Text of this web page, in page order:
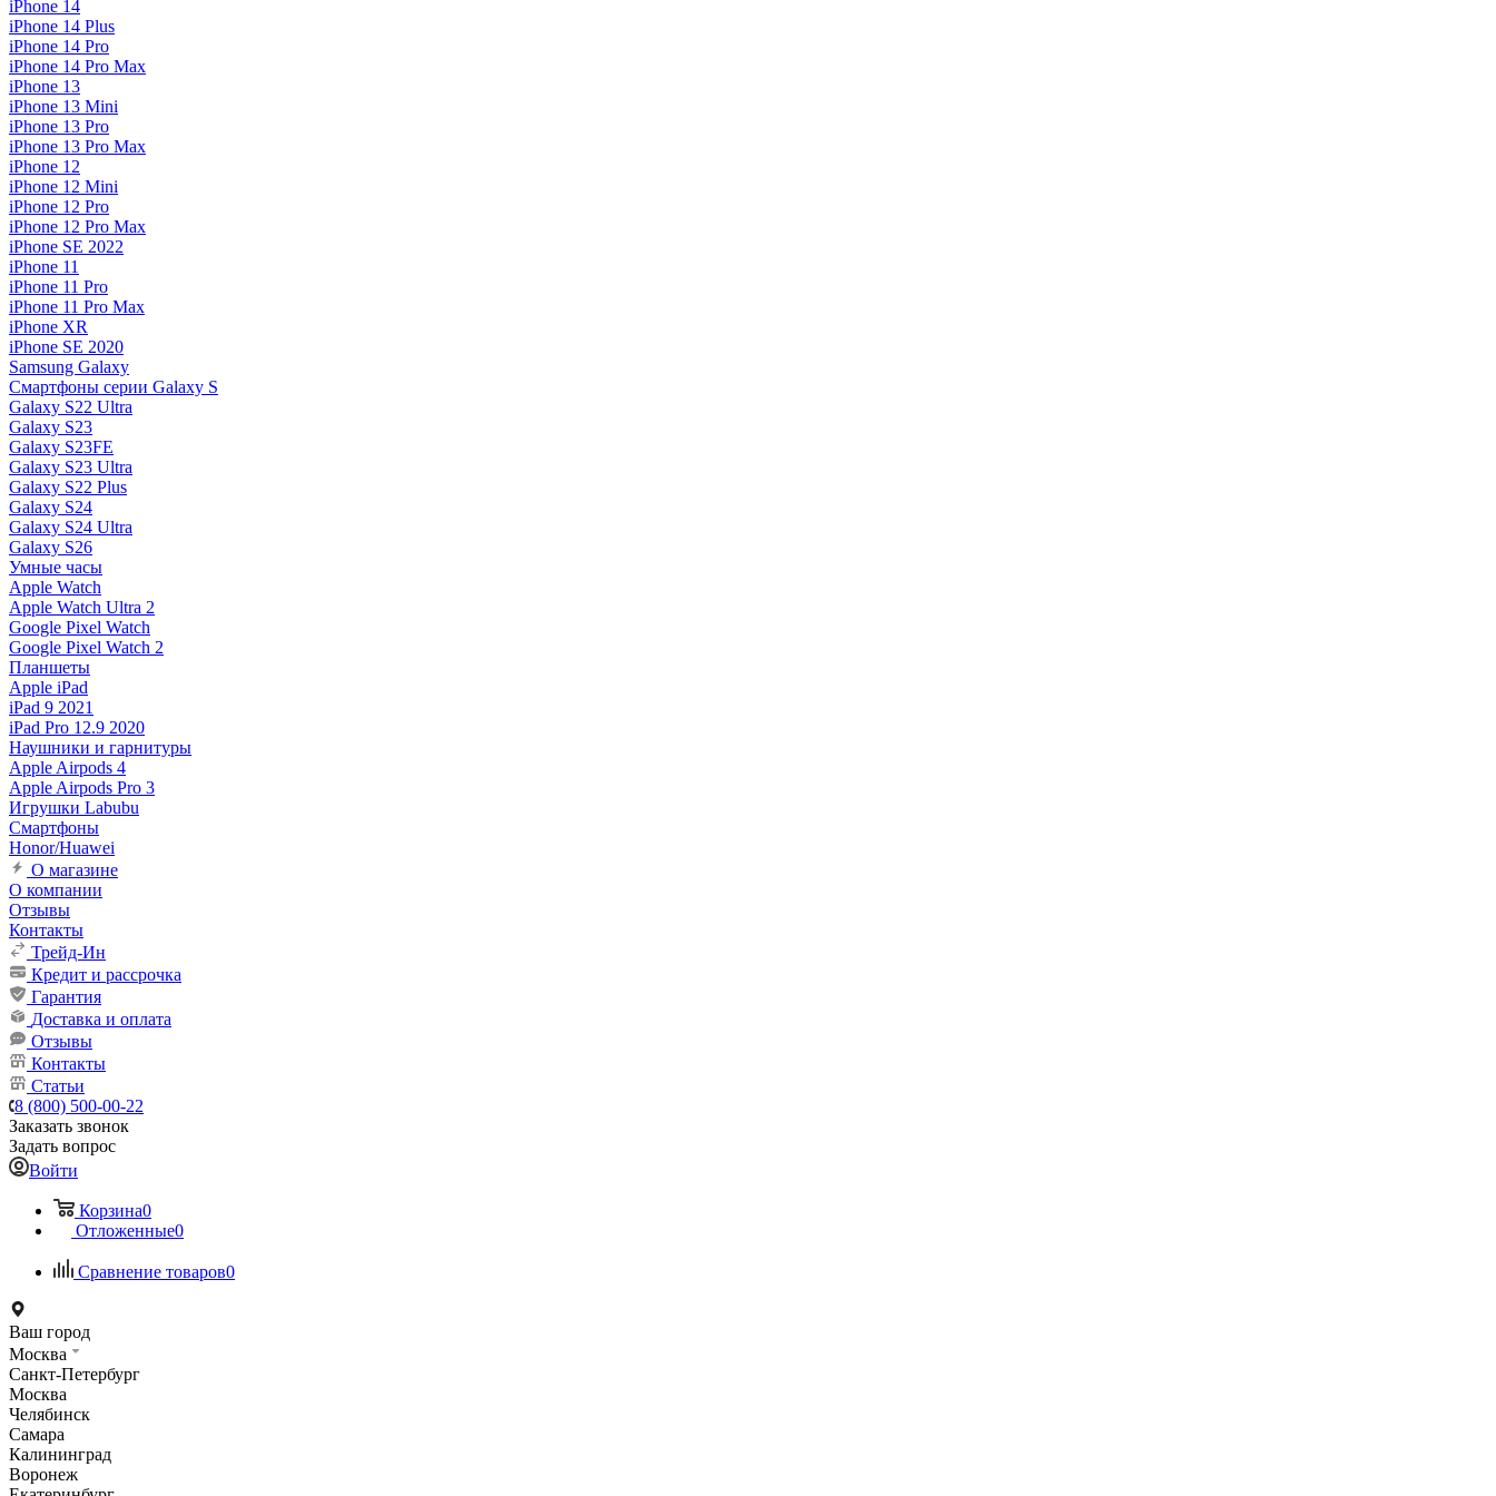
iPhone 14
iPhone 14 Plus
iPhone 14 Pro
iPhone 14 Pro Max
iPhone 13
iPhone 13 Mini
iPhone 13 Pro
iPhone 13 Pro Max
iPhone 12
iPhone 12 Mini
iPhone 12 Pro
iPhone 12 Pro Max
iPhone SE 2022
iPhone 11
iPhone 11 Pro
iPhone 11 Pro Max
iPhone XR
iPhone SE 2020
Samsung Galaxy
Смартфоны серии Galaxy S
Galaxy S22 Ultra
Galaxy S23
Galaxy S23FE
Galaxy S23 Ultra
Galaxy S22 Plus
Galaxy S24
Galaxy S24 Ultra
Galaxy S26
Умные часы
Apple Watch
Apple Watch Ultra 2
Google Pixel Watch
Google Pixel Watch 2
Планшеты
Apple iPad
iPad 9 2021
iPad Pro 12.9 2020
Наушники и гарнитуры
Apple Airpods 4
Apple Airpods Pro 3
Игрушки Labubu
Смартфоны
Honor/Huawei
О магазине
О компании
Отзывы
Контакты
Трейд-Ин
Кредит и рассрочка
Гарантия
Доставка и оплата
Отзывы
Контакты
Статьи
8 (800) 500-00-22
Заказать звонок
Задать вопрос
Войти
Корзина0
Отложенные0
Сравнение товаров0
Ваш город
Москва
Санкт-Петербург
Москва
Челябинск
Самара
Калининград
Воронеж